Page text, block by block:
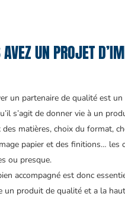
UN PROJET
un partenaire de qualité est
s’agit de donner vie à un
des matières, choix du format,
papier et des finitions… les
ou presque.
accompagné est donc
un produit de qualité et a la